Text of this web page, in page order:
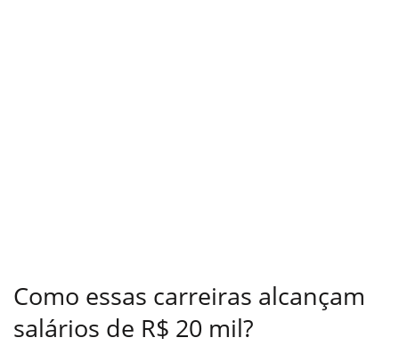
Como essas carreiras alcançam
salários de R$ 20 mil?